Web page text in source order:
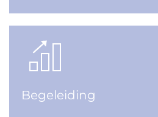
Begeleiding